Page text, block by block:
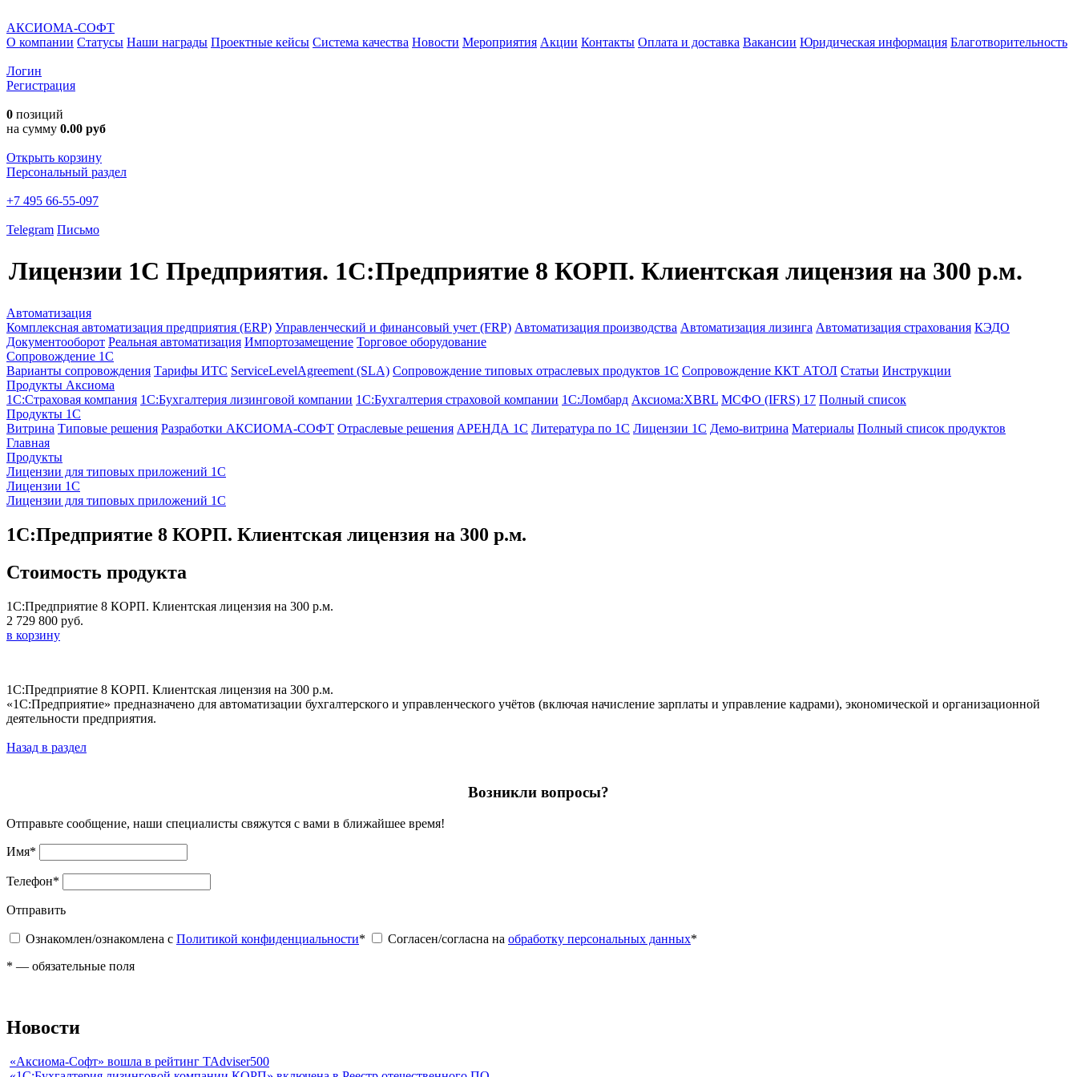
АКСИОМА-СОФТ
О компании Статусы Наши награды Проектные кейсы Система качества Новости Мероприятия Акции Контакты Оплата и доставка Вакансии Юридическая информация Благотворительность
Логин
Регистрация
0 позиций
на сумму 0.00 руб
Открыть корзину
Персональный раздел
+7 495 66-55-097
Telegram Письмо
Лицензии 1С Предприятия. 1С:Предприятие 8 КОРП. Клиентская лицензия на 300 р.м.
Автоматизация
Комплексная автоматизация предприятия (ERP) Управленческий и финансовый учет (FRP) Автоматизация производства Автоматизация лизинга Автоматизация страхования КЭДО
Документооборот Реальная автоматизация Импортозамещение Торговое оборудование
Сопровождение 1С
Варианты сопровождения Тарифы ИТС ServiceLevelAgreement (SLA) Сопровождение типовых отраслевых продуктов 1С Сопровождение ККТ АТОЛ Статьи Инструкции
Продукты Аксиома
1С:Страховая компания 1С:Бухгалтерия лизинговой компании 1С:Бухгалтерия страховой компании 1С:Ломбард Аксиома:XBRL МСФО (IFRS) 17 Полный список
Продукты 1С
Витрина Типовые решения Разработки АКСИОМА-СОФТ Отраслевые решения АРЕНДА 1С Литература по 1С Лицензии 1C Демо-витрина Материалы Полный список продуктов
Главная
Продукты
Лицензии для типовых приложений 1С
Лицензии 1С
Лицензии для типовых приложений 1С
1С:Предприятие 8 КОРП. Клиентская лицензия на 300 р.м.
Стоимость продукта
1С:Предприятие 8 КОРП. Клиентская лицензия на 300 р.м.
2 729 800 руб.
в корзину
1С:Предприятие 8 КОРП. Клиентская лицензия на 300 р.м.
«1С:Предприятие» предназначено для автоматизации бухгалтерского и управленческого учётов (включая начисление зарплаты и управление кадрами), экономической и организационной
деятельности предприятия.
Назад в раздел
Возникли вопросы?
Отправьте сообщение, наши специалисты свяжутся с вами в ближайшее время!
Имя*
Телефон*
Отправить
Ознакомлен/ознакомлена с Политикой конфиденциальности* Согласен/согласна на обработку персональных данных*
* — обязательные поля
Новости
«Аксиома-Софт» вошла в рейтинг TAdviser500